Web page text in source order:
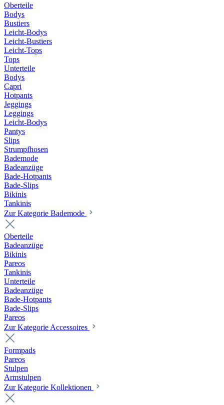
Oberteile
Bodys
Bustiers
Leicht-Bodys
Leicht-Bustiers
Leicht-Tops
Tops
Unterteile
Bodys
Capri
Hotpants
Jeggings
Leggings
Leicht-Bodys
Pantys
Slips
Strumpfhosen
Bademode
Badeanzüge
Bade-Hotpants
Bade-Slips
Bikinis
Tankinis
Zur Kategorie Bademode
Oberteile
Badeanzüge
Bikinis
Pareos
Tankinis
Unterteile
Badeanzüge
Bade-Hotpants
Bade-Slips
Pareos
Zur Kategorie Accessoires
Formpads
Pareos
Stulpen
Armstulpen
Zur Kategorie Kollektionen